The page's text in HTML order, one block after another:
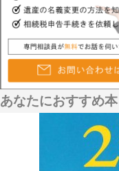
あなたにおすすめ本